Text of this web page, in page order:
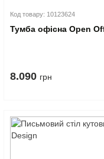
Код товару: 10123624
Тумба офісна Open
8.090 грн